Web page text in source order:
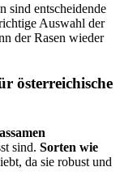
sind entscheidende
Auswahl der
der Rasen wieder
österreichische
sind. Sorten wie
da sie robust und